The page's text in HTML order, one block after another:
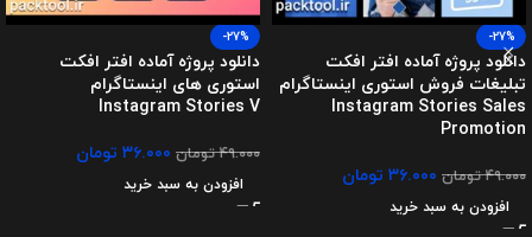
-27%
دانلود پروژه آماده افتر افکت
تبلیغات فروش استوری اینستاگرام
Instagram Stories Sales
Promotion
۴۹.۰۰۰تومان ۳۶.۰۰۰ تومان
افزودن به سبد خرید
-27%
دانلود پروژه آماده افتر افکت
استوری های اینستاگرام
Instagram Stories V
۴۹.۰۰۰تومان ۳۶.۰۰۰ تومان
افزودن به سبد خرید